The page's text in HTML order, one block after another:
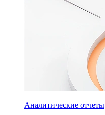
Аналитические отчеты